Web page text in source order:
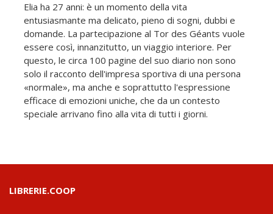
Elia ha 27 anni: è un momento della vita
entusiasmante ma delicato, pieno di sogni, dubbi e
domande. La partecipazione al Tor des Géants vuole
essere così, innanzitutto, un viaggio interiore. Per
questo, le circa 100 pagine del suo diario non sono
solo il racconto dell'impresa sportiva di una persona
«normale», ma anche e soprattutto l'espressione
efficace di emozioni uniche, che da un contesto
speciale arrivano fino alla vita di tutti i giorni.
LIBRERIE.COOP